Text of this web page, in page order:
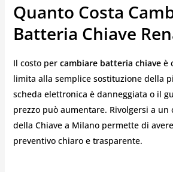
Quanto Costa
Batteria Chiave
Il costo per cambiare batteria chiaveè
limita alla semplice sostituzione della
scheda elettronica è danneggiata o il
prezzo può aumentare. Rivolgersi a un
della Chiave a Milano permette di
preventivo chiaro e trasparente.